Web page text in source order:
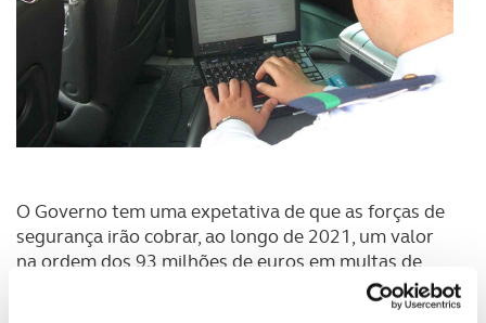
O Governo tem uma expetativa de que as forças de
segurança irão cobrar, ao longo de 2021, um valor
na ordem dos 93 milhões de euros em multas de
trânsito, segundo as previsões divulgadas esta
semana na proposta de Orçamento do Estado.